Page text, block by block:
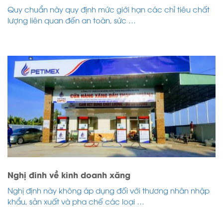
Quy chuẩn này quy định mức giới hạn các chỉ tiêu chất
lượng liên quan đến an toàn, sức …
Nghị đinh về kinh doanh xăng
Nghị định này không áp dụng đối với thương nhân nhập
khẩu, sản xuất và pha chế các loại …